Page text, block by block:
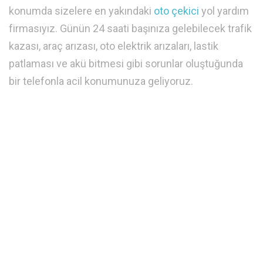
konumda sizelere en yakındaki oto çekici yol yardım
firmasıyız. Günün 24 saati başınıza gelebilecek trafik
kazası, araç arızası, oto elektrik arızaları, lastik
patlaması ve akü bitmesi gibi sorunlar oluştuğunda
bir telefonla acil konumunuza geliyoruz.